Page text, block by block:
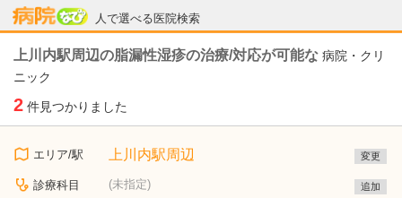
人で選べる医院検索
病院なび
上川内駅周辺の脂漏性湿疹の治療/対応が可能な 病院・クリ
ニック
2 件見つかりました
エリア/駅 上川内駅周辺 変更
診療科目 (未指定) 追加